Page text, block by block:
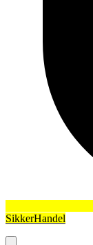
SikkerHandel